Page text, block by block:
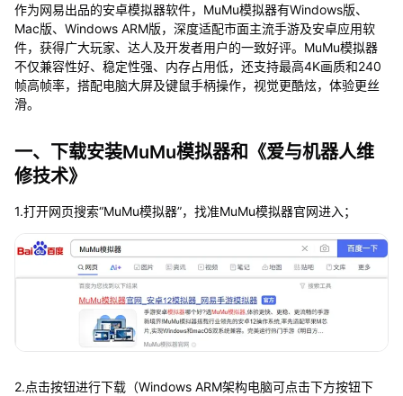
作为网易出品的安卓模拟器软件，MuMu模拟器有Windows版、
Mac版、Windows ARM版，深度适配市面主流手游及安卓应用软
件，获得广大玩家、达人及开发者用户的一致好评。MuMu模拟器
不仅兼容性好、稳定性强、内存占用低，还支持最高4K画质和240
帧高帧率，搭配电脑大屏及键鼠手柄操作，视觉更酷炫，体验更丝
滑。
一、下载安装MuMu模拟器和《爱与机器人维
修技术》
1.打开网页搜索“MuMu模拟器”，找准MuMu模拟器官网进入；
2.点击按钮进行下载（Windows ARM架构电脑可点击下方按钮下